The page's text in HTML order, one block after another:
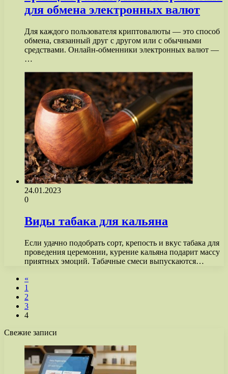
для обмена электронных валют
Для каждого пользователя криптовалюты — это способ
обмена, связанный друг с другом или с обычными
средствами. Онлайн-обменники электронных валют —
…
24.01.2023
0
Виды табака для кальяна
Если удачно подобрать сорт, крепость и вкус табака для
проведения церемонии, курение кальяна подарит массу
приятных эмоций. Табачные смеси выпускаются…
«
1
2
3
4
Свежие записи